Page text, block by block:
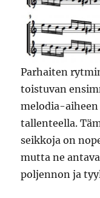
Parhaiten
toistuvan
melodia-aiheen
tallenteella.
seikkoja on
mutta ne
poljennon ja